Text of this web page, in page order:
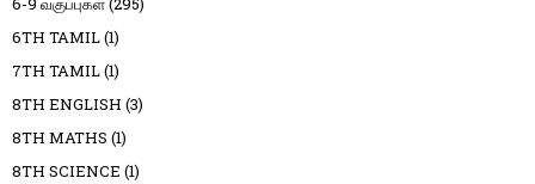
6TH TAMIL(1)
7TH TAMIL(1)
8TH ENGLISH (3)
8TH MATHS (1)
8TH SCIENCE (1)